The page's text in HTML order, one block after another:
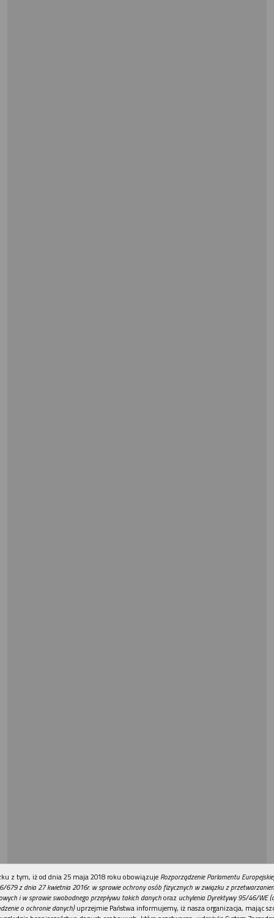
REKLAMA
z tym, iż od dnia 25 maja 2018 roku obowiązuje Rozporządzenie Parlamentu
679 z dnia 27 kwietnia 2016r. w sprawie ochrony osób fizycznych w związku z
i w sprawie swobodnego przepływu takich danychoraz uchylenia Dyrektywy 95/46/WE
o ochronie danych)uprzejmie Państwa informujemy, iż nasza organizacja, mając